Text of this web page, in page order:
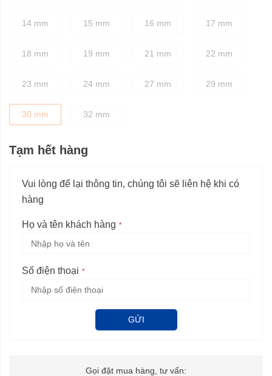
14 mm 15 mm 16 mm 17 mm
18 mm 19 mm 21 mm 22 mm
23 mm 24 mm 27 mm 29 mm
30 mm 32 mm
Tạm hết hàng
Vui lòng để lại thông tin, chúng tôi sẽ liên hệ khi có
hàng
Họ và tên khách hàng
Số điện thoại
GỬI
Gọi đặt mua hàng, tư vấn: